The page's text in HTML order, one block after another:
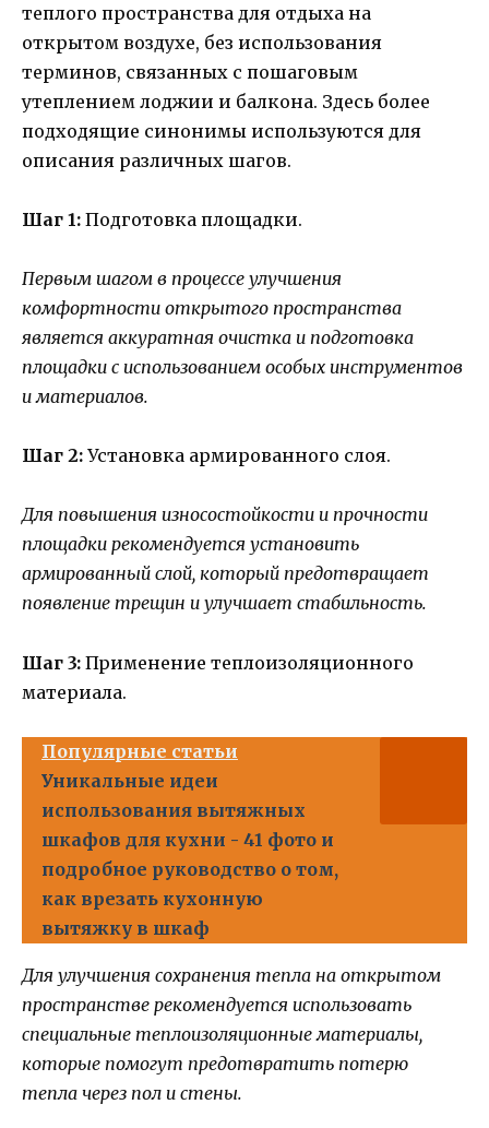
теплого пространства для отдыха на
открытом воздухе, без использования
терминов, связанных с пошаговым
утеплением лоджии и балкона. Здесь более
подходящие синонимы используются для
описания различных шагов.
Шаг 1: Подготовка площадки.
Первым шагом в процессе улучшения
комфортности открытого пространства
является аккуратная очистка и подготовка
площадки с использованием особых инструментов
и материалов.
Шаг 2: Установка армированного слоя.
Для повышения износостойкости и прочности
площадки рекомендуется установить
армированный слой, который предотвращает
появление трещин и улучшает стабильность.
Шаг 3: Применение теплоизоляционного
материала.
Популярные статьи
Уникальные идеи
использования вытяжных
шкафов для кухни - 41 фото и
подробное руководство о том,
как врезать кухонную
вытяжку в шкаф
Для улучшения сохранения тепла на открытом
пространстве рекомендуется использовать
специальные теплоизоляционные материалы,
которые помогут предотвратить потерю
тепла через пол и стены.